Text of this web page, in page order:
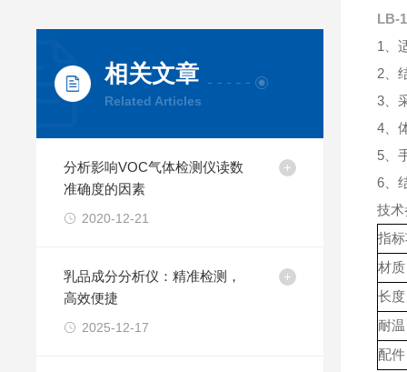
相关文章
Related Articles
分析影响VOC气体检测仪读数
准确度的因素
2020-12-21
乳品成分分析仪：精准检测，
高效便捷
2025-12-17
LB-
1、
2、
3、
4、
5、
6、
技
指
材质
长度
耐温
配件